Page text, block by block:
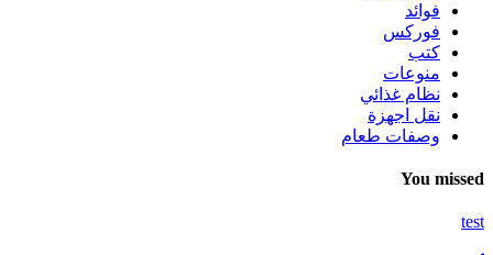
فوائد
فوركس
كتب
منوعات
نظام غذائي
نقل اجهزة
وصفات طعام
You missed
test